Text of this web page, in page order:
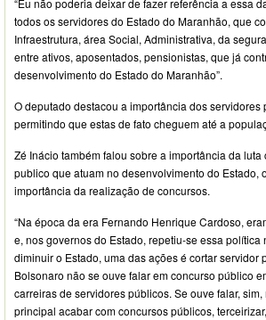
“Eu não poderia deixar de fazer referência a essa
todos os servidores do Estado do Maranhão, que
Infraestrutura, área Social, Administrativa, da
entre ativos, aposentados, pensionistas, que já
desenvolvimento do Estado do Maranhão”.
O deputado destacou a importância dos
permitindo que estas de fato cheguem até a
Zé Inácio também falou sobre a importância da
publico que atuam no desenvolvimento do
importância da realização de concursos.
“Na época da era Fernando Henrique Cardoso,
e, nos governos do Estado, repetiu-se essa
diminuir o Estado, uma das ações é cortar
Bolsonaro não se ouve falar em concurso público
carreiras de servidores públicos. Se ouve falar,
principal acabar com concursos públicos,